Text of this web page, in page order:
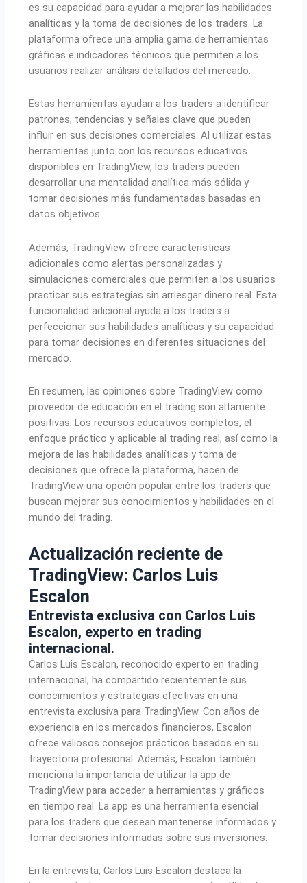
es su capacidad para ayudar a mejorar las habilidades
analíticas y la toma de decisiones de los traders. La
plataforma ofrece una amplia gama de herramientas
gráficas e indicadores técnicos que permiten a los
usuarios realizar análisis detallados del mercado.
Estas herramientas ayudan a los traders a identificar
patrones, tendencias y señales clave que pueden
influir en sus decisiones comerciales. Al utilizar estas
herramientas junto con los recursos educativos
disponibles en TradingView, los traders pueden
desarrollar una mentalidad analítica más sólida y
tomar decisiones más fundamentadas basadas en
datos objetivos.
Además, TradingView ofrece características
adicionales como alertas personalizadas y
simulaciones comerciales que permiten a los usuarios
practicar sus estrategias sin arriesgar dinero real. Esta
funcionalidad adicional ayuda a los traders a
perfeccionar sus habilidades analíticas y su capacidad
para tomar decisiones en diferentes situaciones del
mercado.
En resumen, las opiniones sobre TradingView como
proveedor de educación en el trading son altamente
positivas. Los recursos educativos completos, el
enfoque práctico y aplicable al trading real, así como la
mejora de las habilidades analíticas y toma de
decisiones que ofrece la plataforma, hacen de
TradingView una opción popular entre los traders que
buscan mejorar sus conocimientos y habilidades en el
mundo del trading.
Actualización reciente de
TradingView: Carlos Luis
Escalon
Entrevista exclusiva con Carlos Luis
Escalon, experto en trading
internacional.
Carlos Luis Escalon, reconocido experto en trading
internacional, ha compartido recientemente sus
conocimientos y estrategias efectivas en una
entrevista exclusiva para TradingView. Con años de
experiencia en los mercados financieros, Escalon
ofrece valiosos consejos prácticos basados en su
trayectoria profesional. Además, Escalon también
menciona la importancia de utilizar la app de
TradingView para acceder a herramientas y gráficos
en tiempo real. La app es una herramienta esencial
para los traders que desean mantenerse informados y
tomar decisiones informadas sobre sus inversiones.
En la entrevista, Carlos Luis Escalon destaca la